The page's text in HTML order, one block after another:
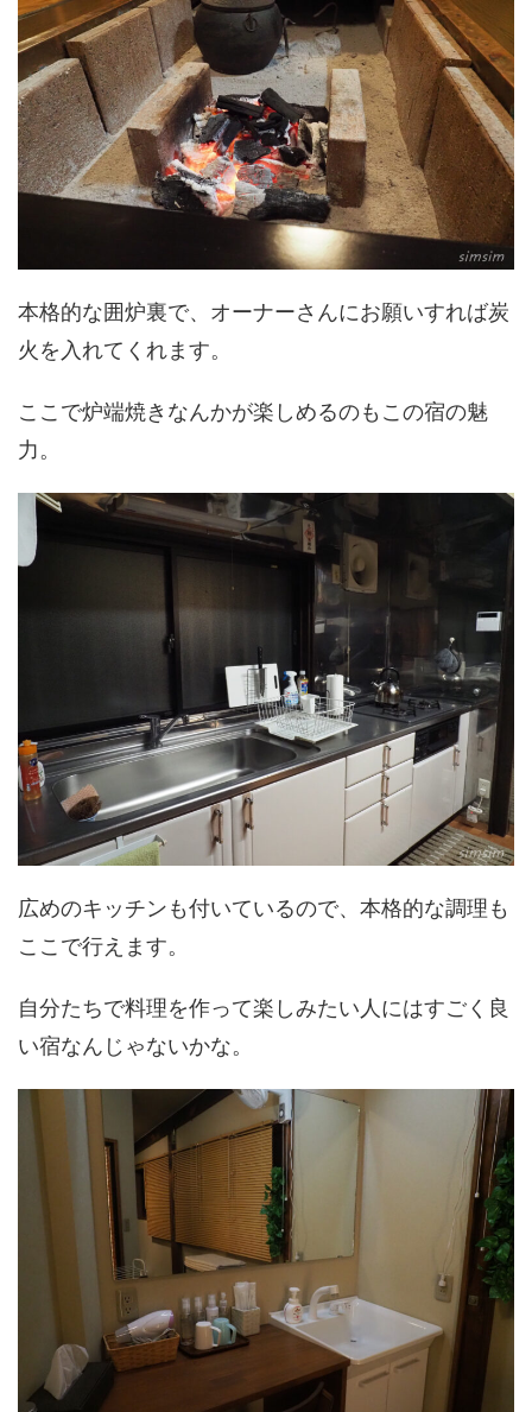
本格的な囲炉裏で、オーナーさんにお願いすれば炭
火を入れてくれます。
ここで炉端焼きなんかが楽しめるのもこの宿の魅
力。
広めのキッチンも付いているので、本格的な調理も
ここで行えます。
自分たちで料理を作って楽しみたい人にはすごく良
い宿なんじゃないかな。